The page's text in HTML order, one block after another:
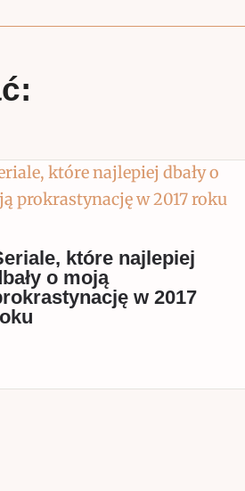
które najlepiej
o moją
w 2017